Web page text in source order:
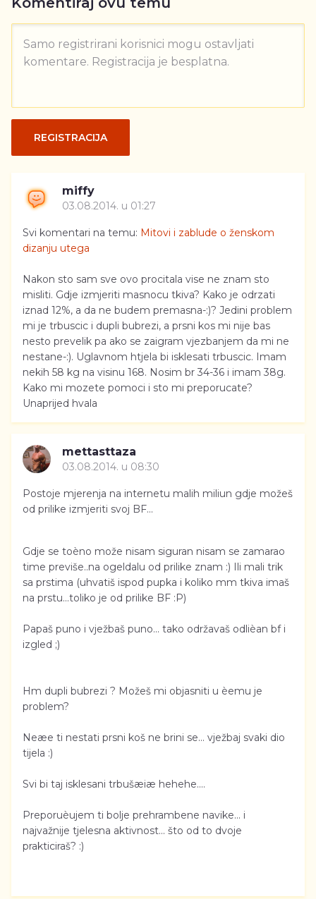
Samo registrirani korisnici mogu ostavljati
komentare. Registracija je besplatna.
REGISTRACIJA
miffy
03.08.2014. u 01:27
Svi komentari na temu: Mitovi i zablude o ženskom
dizanju utega
Nakon sto sam sve ovo procitala vise ne znam sto
misliti. Gdje izmjeriti masnocu tkiva? Kako je odrzati
iznad 12%, a da ne budem premasna-:)? Jedini problem
mi je trbuscic i dupli bubrezi, a prsni kos mi nije bas
nesto prevelik pa ako se zaigram vjezbanjem da mi ne
nestane-:). Uglavnom htjela bi isklesati trbuscic. Imam
nekih 58 kg na visinu 168. Nosim br 34-36 i imam 38g.
Kako mi mozete pomoci i sto mi preporucate?
Unaprijed hvala
mettasttaza
03.08.2014. u 08:30
Postoje mjerenja na internetu malih miliun gdje možeš
od prilike izmjeriti svoj BF...
Gdje se toèno može nisam siguran nisam se zamarao
time previše..na ogeldalu od prilike znam :) Ili mali trik
sa prstima (uhvatiš ispod pupka i koliko mm tkiva imaš
na prstu...toliko je od prilike BF :P)
Papaš puno i vježbaš puno... tako održavaš odlièan bf i
izgled ;)
Hm dupli bubrezi ? Možeš mi objasniti u èemu je
problem?
Neæe ti nestati prsni koš ne brini se... vježbaj svaki dio
tijela :)
Svi bi taj isklesani trbušæiæ hehehe....
Preporuèujem ti bolje prehrambene navike... i
najvažnije tjelesna aktivnost... što od to dvoje
prakticiraš? :)